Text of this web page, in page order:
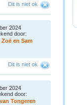
Dit is niet ok
2024
door:
Zoë en Sam
Dit is niet ok
2024
door:
van Tongeren